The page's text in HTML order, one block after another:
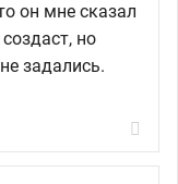
он мне сказал
но
задались.